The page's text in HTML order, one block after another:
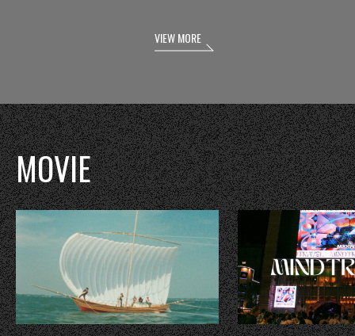
VIEW MORE
MOVIE